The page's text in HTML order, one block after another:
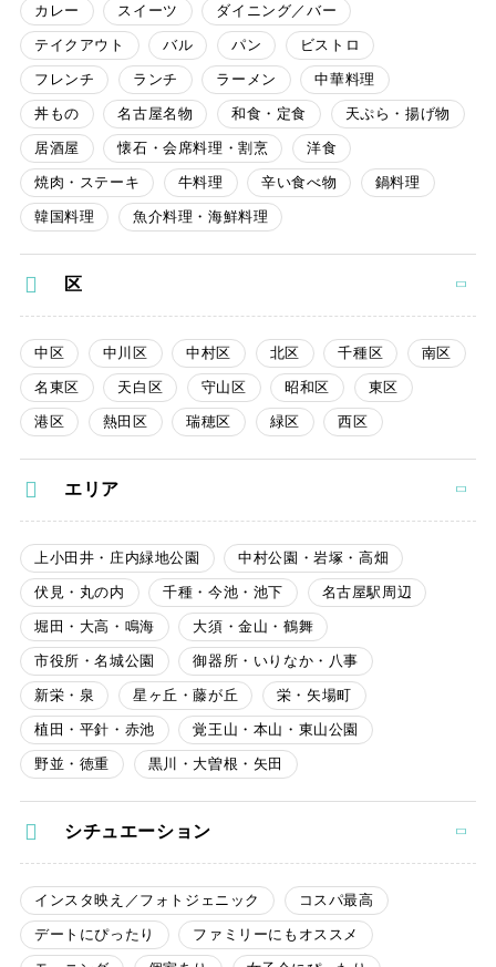
カレー スイーツ ダイニング／バー
テイクアウト バル パン ビストロ
フレンチ ランチ ラーメン 中華料理
丼もの 名古屋名物 和食・定食 天ぷら・揚げ物
居酒屋 懐石・会席料理・割烹 洋食
焼肉・ステーキ 牛料理 辛い食べ物 鍋料理
韓国料理 魚介料理・海鮮料理
区
中区 中川区 中村区 北区 千種区 南区
名東区 天白区 守山区 昭和区 東区
港区 熱田区 瑞穂区 緑区 西区
エリア
上小田井・庄内緑地公園 中村公園・岩塚・高畑
伏見・丸の内 千種・今池・池下 名古屋駅周辺
堀田・大高・鳴海 大須・金山・鶴舞
市役所・名城公園 御器所・いりなか・八事
新栄・泉 星ヶ丘・藤が丘 栄・矢場町
植田・平針・赤池 覚王山・本山・東山公園
野並・徳重 黒川・大曽根・矢田
シチュエーション
インスタ映え／フォトジェニック コスパ最高
デートにぴったり ファミリーにもオススメ